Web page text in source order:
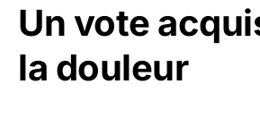
Un vote
la douleur